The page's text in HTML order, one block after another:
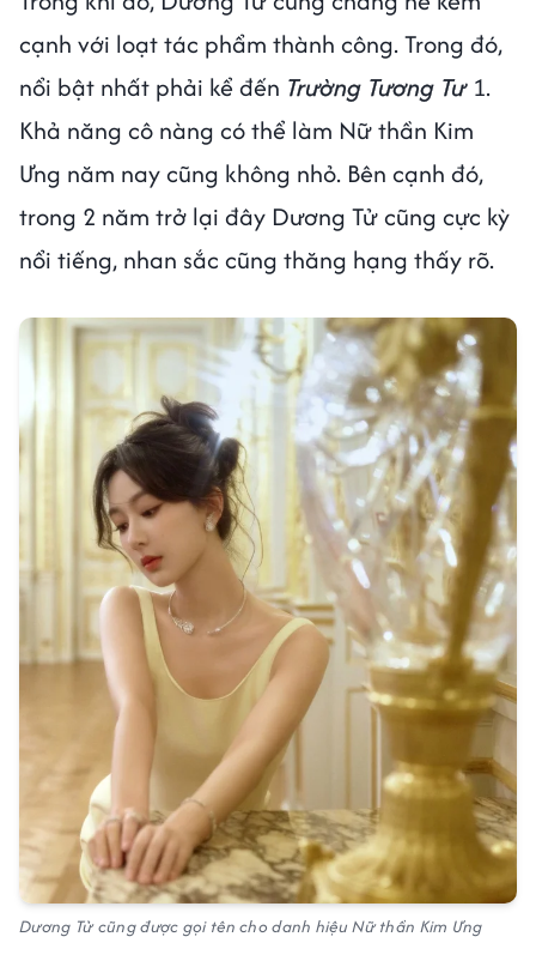
cạnh với loạt tác phẩm thành công. Trong đó,
nổi bật nhất phải kể đến Trường Tương Tư1.
Khả năng cô nàng có thể làm Nữ thần Kim
Ưng năm nay cũng không nhỏ. Bên cạnh đó,
trong 2 năm trở lại đây Dương Tử cũng cực kỳ
nổi tiếng, nhan sắc cũng thăng hạng thấy rõ.
Dương Tử cũng được gọi tên cho danh hiệu Nữ thần Kim Ưng